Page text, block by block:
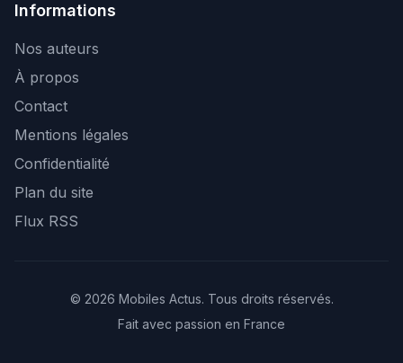
Informations
Nos auteurs
À propos
Contact
Mentions légales
Confidentialité
Plan du site
Flux RSS
© 2026 Mobiles Actus. Tous droits réservés.
Fait avec passion en France